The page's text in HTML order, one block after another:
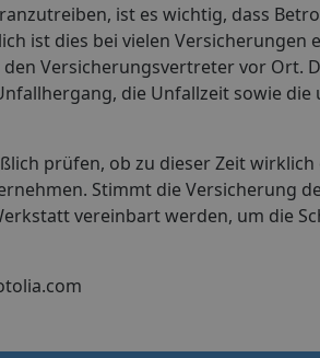
ist es wichtig, dass
ist dies bei vielen Versicherungen
Versicherungsvertreter vor Ort.
die Unfallzeit sowie die
prüfen, ob zu dieser Zeit
Stimmt die Versicherung
vereinbart werden, um die